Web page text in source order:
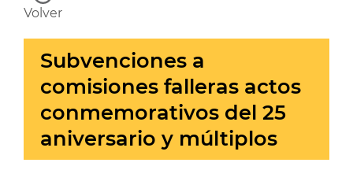
Volver
Subvenciones a
comisiones falleras actos
conmemorativos del 25
aniversario y múltiplos